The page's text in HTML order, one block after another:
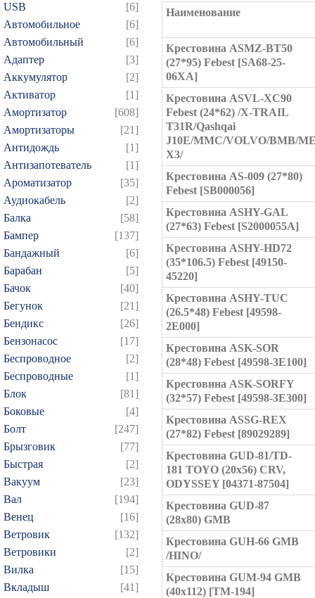
USB
[6]
Автомобильное
[6]
Автомобильный
[6]
Адаптер
[3]
Аккумулятор
[2]
Активатор
[1]
Амортизатор
[608]
Амортизаторы
[21]
Антидождь
[1]
Антизапотеватель
[1]
Ароматизатор
[35]
Аудиокабель
[2]
Балка
[58]
Бампер
[137]
Бандажный
[6]
Барабан
[5]
Бачок
[40]
Бегунок
[21]
Бендикс
[26]
Бензонасос
[17]
Беспроводное
[2]
Беспроводные
[1]
Блок
[81]
Боковые
[4]
Болт
[247]
Брызговик
[77]
Быстрая
[2]
Вакуум
[23]
Вал
[194]
Венец
[16]
Ветровик
[132]
Ветровики
[2]
Вилка
[15]
Вкладыш
[41]
Наименование
Крестовина ASMZ-BT50
(27*95) Febest [SA68-25-
06XA]
Крестовина ASVL-XC90
Febest (24*62) /X-TRAIL
T31R/Qashqai
J10E/MMC/VOLVO/BMB/
X3/
Крестовина AS-009 (27*80)
Febest [SB000056]
Крестовина ASHY-GAL
(27*63) Febest [S2000055A]
Крестовина ASHY-HD72
(35*106.5) Febest [49150-
45220]
Крестовина ASHY-TUC
(26.5*48) Febest [49598-
2E000]
Крестовина ASK-SOR
(28*48) Febest [49598-3E100]
Крестовина ASK-SORFY
(32*57) Febest [49598-3E300]
Крестовина ASSG-REX
(27*82) Febest [89029289]
Крестовина GUD-81/TD-
181 TOYO (20x56) CRV,
ODYSSEY [04371-87504]
Крестовина GUD-87
(28x80) GMB
Крестовина GUH-66 GMB
/HINO/
Крестовина GUM-94 GMB
(40x112) [TM-194]